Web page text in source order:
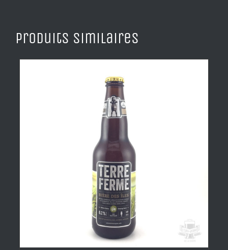
Produits similaires